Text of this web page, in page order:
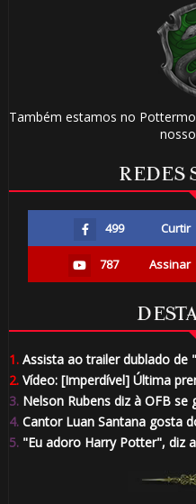
Também estamos no
REDES
499 Curtir
787 Assinar
1.Assista ao trailer dublado de
2.Vídeo: [Imperdível] Última
3.Nelson Rubens diz à OFB se
4.Cantor Luan Santana gosta
5."Eu adoro Harry Potter", diz